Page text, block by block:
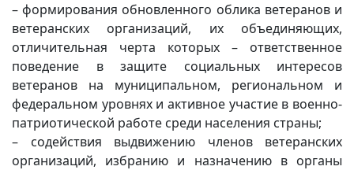
– формирования обновленного облика ветеранов и
ветеранских организаций, их объединяющих,
отличительная черта которых – ответственное
поведение в защите социальных интересов
ветеранов на муниципальном, региональном и
федеральном уровнях и активное участие в военно-
патриотической работе среди населения страны;
– содействия выдвижению членов ветеранских
организаций, избранию и назначению в органы